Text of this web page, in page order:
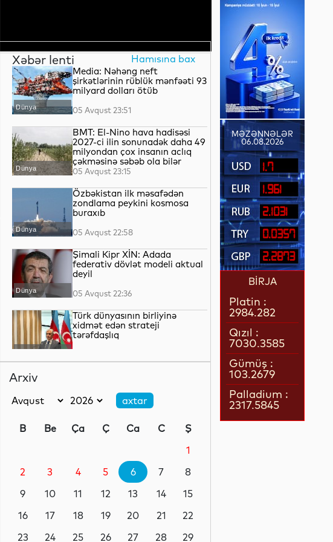
Xəbər lenti Hamısına bax
Dünya
Media: Nəhəng neft
şirkətlərinin rüblük mənfəəti 93
milyard dolları ötüb
05 Avqust 23:51
Dünya
BMT: El-Nino hava hadisəsi
2027-ci ilin sonunadək daha 49
milyondan çox insanın aclıq
çəkməsinə səbəb ola bilər
05 Avqust 23:15
Dünya
Özbəkistan ilk məsafədən
zondlama peykini kosmosa
buraxıb
05 Avqust 22:58
Dünya
Şimali Kipr XİN: Adada
federativ dövlət modeli aktual
deyil
05 Avqust 22:36
YAP xəbərləri
Türk dünyasının birliyinə
xidmət edən strateji
tərəfdaşlıq
Dünya
təkzib edib
05 Avqust 21:57
İqtisadiyyat
Qızılın qiyməti 4200 dolları
05 Avqust 21:37
Arxiv
B Be Ça Ç Ca C
Ş
1
2
3 4 5 6 7
8
9
10 11 12 13 14
15
16
17 18 19 20 21
22
23
24 25 26 27 28
29
MƏZƏNNƏLƏR
06.08.2026
1.7
1.961
2.1031
0.0357
2.2873
BİRJA
Platin :
2984.282
Qızıl :
7030.3585
Gümüş :
103.2679
Palladium :
2317.5845